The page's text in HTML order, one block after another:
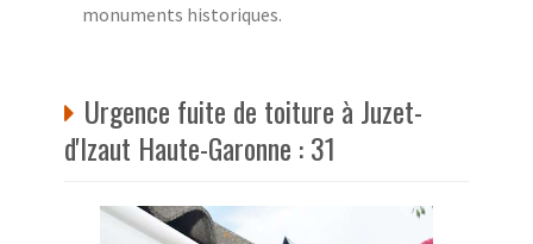
monuments historiques.
Urgence fuite de toiture à Juzet-
d'Izaut Haute-Garonne : 31